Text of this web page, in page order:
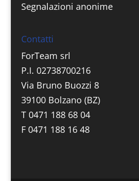
Segnalazioni anonime
Contatti
ForTeam srl
P.I. 02738700216
Via Bruno Buozzi 8
39100 Bolzano (BZ)
T 0471 188 68 04
F 0471 188 16 48